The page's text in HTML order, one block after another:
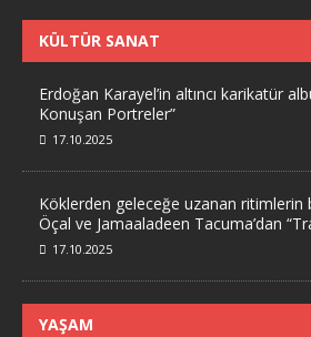
KÜLTÜR SANAT
Erdoğan Karayel’in altıncı karikatür
Konuşan Portreler”
17.10.2025
Köklerden geleceğe uzanan ritimlerin
Öçal ve Jamaaladeen Tacuma’dan
17.10.2025
YAŞAM